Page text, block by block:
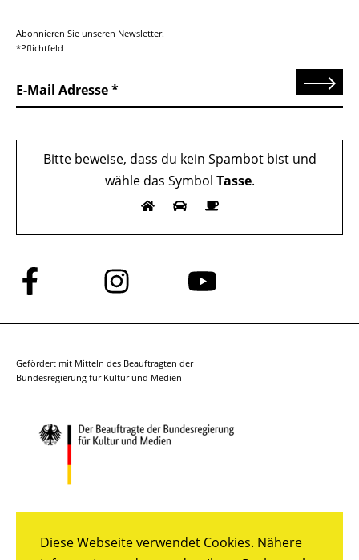
Diese Webseite verwendet Cookies. Nähere
Abonnieren Sie unseren Newsletter.
*Pflichtfeld
E-Mail Adresse Senden
Bitte beweise, dass du kein Spambot bist und
wähle das Symbol Tasse.
Folge
uns
auf
Folge
uns
auf
Folge
auf
Gefördert mit Mitteln des Beauftragten der
Bundesregierung für Kultur und Medien